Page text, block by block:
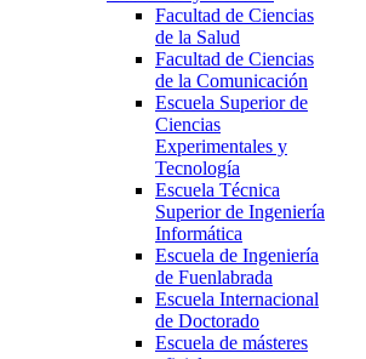
Facultad de Ciencias
de la Salud
Facultad de Ciencias
de la Comunicación
Escuela Superior de
Ciencias
Experimentales y
Tecnología
Escuela Técnica
Superior de Ingeniería
Informática
Escuela de Ingeniería
de Fuenlabrada
Escuela Internacional
de Doctorado
Escuela de másteres